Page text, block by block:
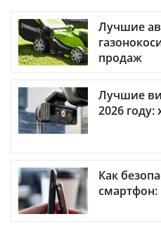
Лучшие
продаж
Лучшие
2026
Как
смартфон: